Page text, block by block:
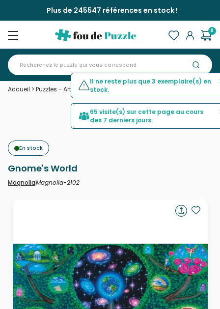
Plus de 245547 références en stock !
0
Accueil > Puzzles - Art Gnome's World
En stock
Gnome's World
MagnoliaMagnolia-2102
Il ne reste plus que 3 exemplaire(s) en
stock.
65 visite(s) sur cette page au cours
des 7 derniers jours.